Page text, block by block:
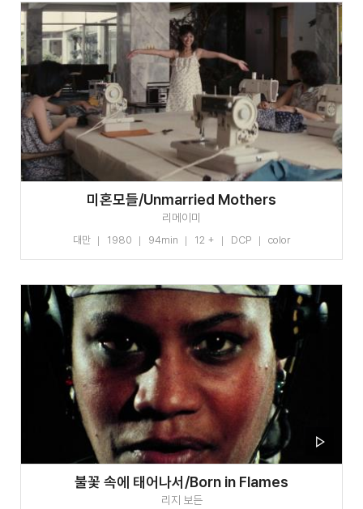
미혼모들/Unmarried Mothers
리메이미
대만 1980 94min 12 + DCP color
불꽃 속에 태어나서/Born in Flames
리지 보든